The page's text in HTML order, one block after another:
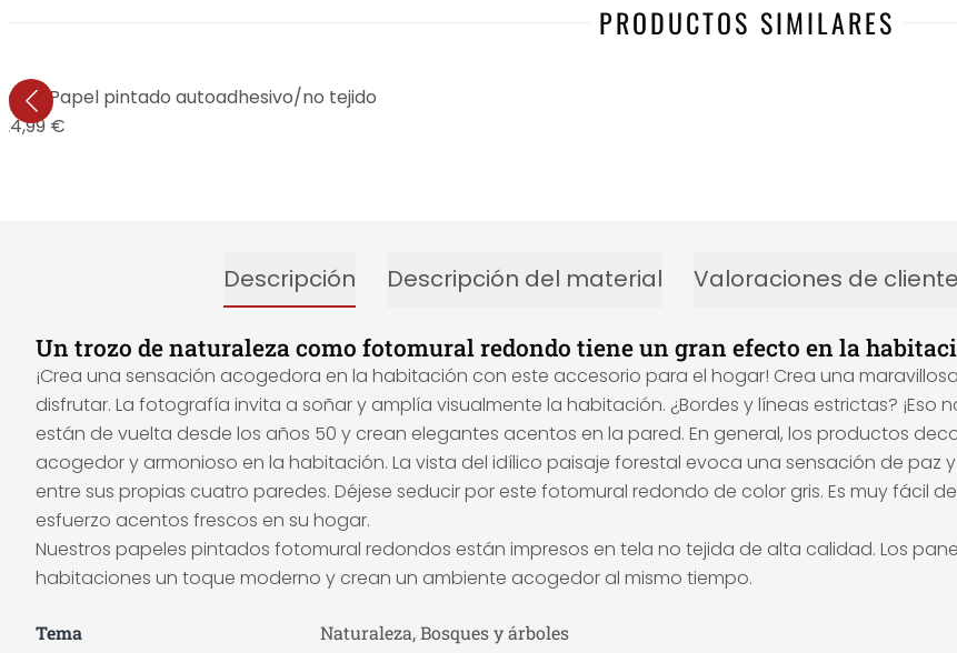
PRODUCTOS SIMILARES
- Papel pintado autoadhesivo/no tejido
24,99 €
Descripción Descripción del material Valoraciones de
Un trozo de naturaleza como fotomural redondo tiene un gran efecto en la
¡Crea una sensación acogedora en la habitación con este accesorio para el hogar! Crea una
disfrutar. La fotografía invita a soñar y amplía visualmente la habitación. ¿Bordes y líneas estrictas? ¡Eso
están de vuelta desde los años 50 y crean elegantes acentos en la pared. En general, los productos
acogedor y armonioso en la habitación. La vista del idílico paisaje forestal evoca una sensación de paz
entre sus propias cuatro paredes. Déjese seducir por este fotomural redondo de color gris. Es muy fácil
esfuerzo acentos frescos en su hogar.
Nuestros papeles pintados fotomural redondos están impresos en tela no tejida de alta calidad. Los
habitaciones un toque moderno y crean un ambiente acogedor al mismo tiempo.
Tema Naturaleza, Bosques y árboles